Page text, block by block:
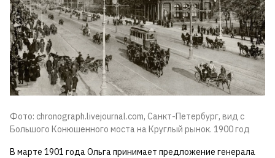
Фото: chronograph.livejournal.com, Санкт-Петербург, вид с
Большого Конюшенного моста на Круглый рынок. 1900 год
В марте 1901 года Ольга принимает предложение генерала